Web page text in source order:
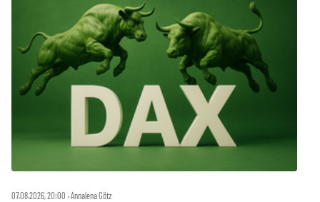
07.08.2026, 20:00 ‧ Annalena Götz